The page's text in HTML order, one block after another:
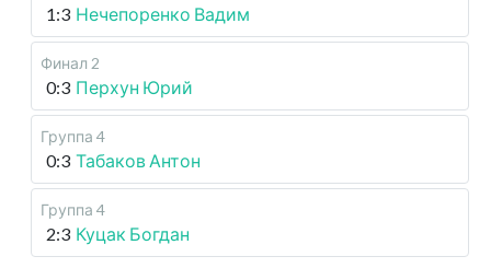
1:3 Нечепоренко Вадим
Финал 2
0:3 Перхун Юрий
Группа 4
0:3 Табаков Антон
Группа 4
2:3 Куцак Богдан